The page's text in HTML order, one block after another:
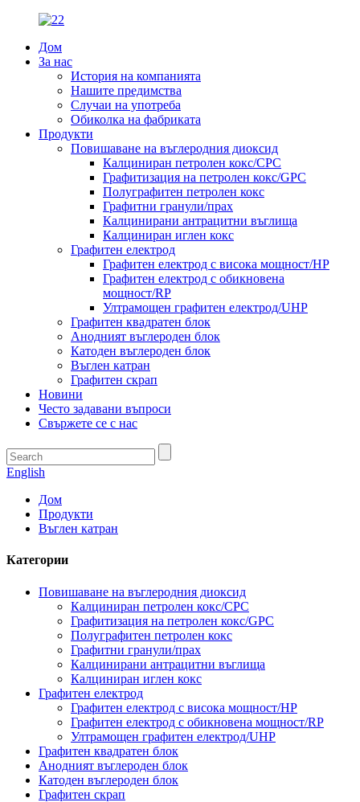
Дом
За нас
История на компанията
Нашите предимства
Случаи на употреба
Обиколка на фабриката
Продукти
Повишаване на въглеродния диоксид
Калциниран петролен кокс/CPC
Графитизация на петролен кокс/GPC
Полуграфитен петролен кокс
Графитни гранули/прах
Калцинирани антрацитни въглища
Калциниран иглен кокс
Графитен електрод
Графитен електрод с висока мощност/HP
Графитен електрод с обикновена
мощност/RP
Ултрамощен графитен електрод/UHP
Графитен квадратен блок
Анодният въглероден блок
Катоден въглероден блок
Въглен катран
Графитен скрап
Новини
Често задавани въпроси
Свържете се с нас
English
Дом
Продукти
Въглен катран
Категории
Повишаване на въглеродния диоксид
Калциниран петролен кокс/CPC
Графитизация на петролен кокс/GPC
Полуграфитен петролен кокс
Графитни гранули/прах
Калцинирани антрацитни въглища
Калциниран иглен кокс
Графитен електрод
Графитен електрод с висока мощност/HP
Графитен електрод с обикновена мощност/RP
Ултрамощен графитен електрод/UHP
Графитен квадратен блок
Анодният въглероден блок
Катоден въглероден блок
Графитен скрап